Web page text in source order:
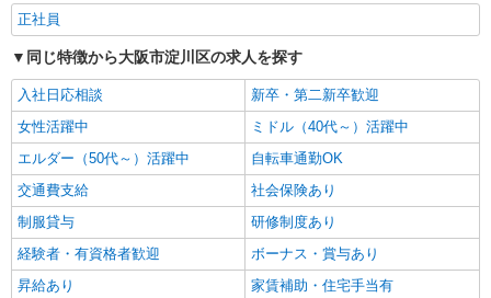
払いOK★履歴書不要
時給1550円〜2187円 ＜日払い有/週払い有/交
通費全支給(ガソリン代含む)＞
大阪市淀川区
詳細を見る
正社員
同じ特徴から大阪市淀川区の求人を探す
入社日応相談
新卒・第二新卒歓迎
女性活躍中
ミドル（40代～）活躍中
エルダー（50代～）活躍中
自転車通勤OK
交通費支給
社会保険あり
制服貸与
研修制度あり
経験者・有資格者歓迎
ボーナス・賞与あり
昇給あり
家賃補助・住宅手当有